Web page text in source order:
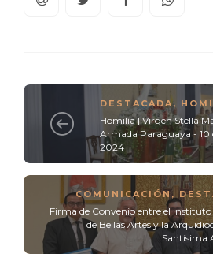
DESTACADA,
Homilía | Virgen Stella
Armada Paraguaya - 10
2024
COMUNICACIÓN,
Firma de Convenio entre el
de Bellas Artes y la
Santísima